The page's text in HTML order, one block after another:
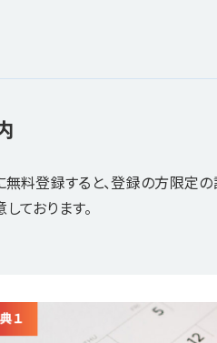
無料登録すると、登録の方限定
ております。